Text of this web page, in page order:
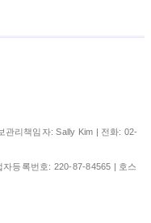
관리책임자: Sally Kim | 전화: 02-
자등록번호: 220-87-84565 | 호스